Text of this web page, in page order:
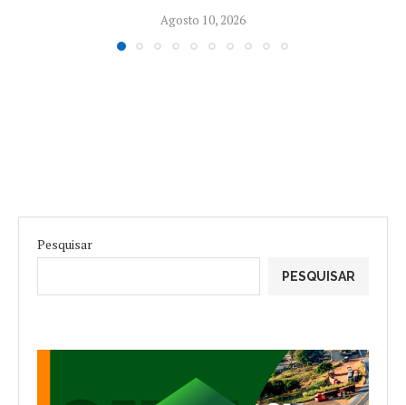
Agosto 10, 2026
Pesquisar
PESQUISAR